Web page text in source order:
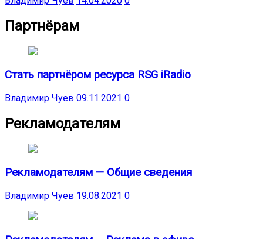
Партнёрам
Стать партнёром ресурса RSG iRadio
Владимир Чуев 09.11.2021 0
Рекламодателям
Рекламодателям — Общие сведения
Владимир Чуев 19.08.2021 0